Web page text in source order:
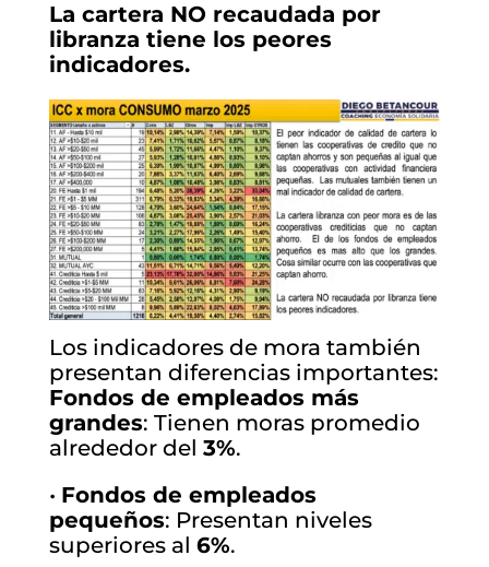
La cartera NO recaudada por
libranza tiene los peores
indicadores.
Los indicadores de mora también
presentan diferencias importantes:
Fondos de empleados más
grandes: Tienen moras promedio
alrededor del 3%.
• Fondos de empleados
pequeños: Presentan niveles
superiores al 6%.